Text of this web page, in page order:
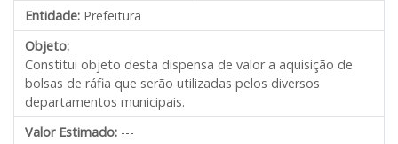
Entidade: Prefeitura
Objeto:
Constitui objeto desta dispensa de valor a aquisição de
bolsas de ráfia que serão utilizadas pelos diversos
departamentos municipais.
Valor Estimado: ---